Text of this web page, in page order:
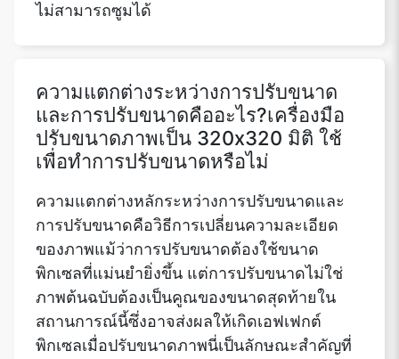
ไม่สามารถซูมได้
ความแตกต่างระหว่างการปรับขนาด
และการปรับขนาดคืออะไร?เครื่องมือ
ปรับขนาดภาพเป็น 320x320 มิติ ใช้
เพื่อทำการปรับขนาดหรือไม่
ความแตกต่างหลักระหว่างการปรับขนาดและ
การปรับขนาดคือวิธีการเปลี่ยนความละเอียด
ของภาพแม้ว่าการปรับขนาดต้องใช้ขนาด
พิกเซลที่แม่นยำยิ่งขึ้น แต่การปรับขนาดไม่ใช่
ภาพต้นฉบับต้องเป็นคูณของขนาดสุดท้ายใน
สถานการณ์นี้ซึ่งอาจส่งผลให้เกิดเอฟเฟกต์
พิกเซลเมื่อปรับขนาดภาพนี่เป็นลักษณะสำคัญที่